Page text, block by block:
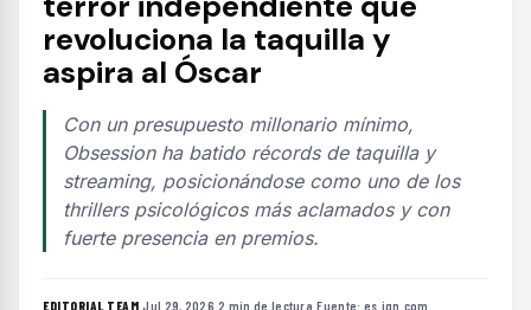
revoluciona la taquilla y
aspira al Óscar
Con un presupuesto millonario mínimo,
Obsession ha batido récords de taquilla y
streaming, posicionándose como uno de los
thrillers psicológicos más aclamados y con
fuerte presencia en premios.
EDITORIAL TEAM·Jul 29, 2026·2 min de lectura·Fuente: es.ign.com